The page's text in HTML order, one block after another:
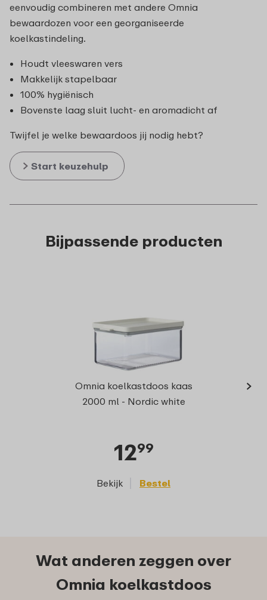
eenvoudig combineren met andere Omnia
bewaardozen voor een georganiseerde
koelkastindeling.
Houdt vleeswaren vers
Makkelijk stapelbaar
100% hygiënisch
Bovenste laag sluit lucht- en aromadicht af
Twijfel je welke bewaardoos jij nodig hebt?
Start keuzehulp
Bijpassende producten
Omnia koelkastdoos kaas
2000 ml - Nordic white
1299
Bekijk Bestel
›
Wat anderen zeggen over
Omnia koelkastdoos